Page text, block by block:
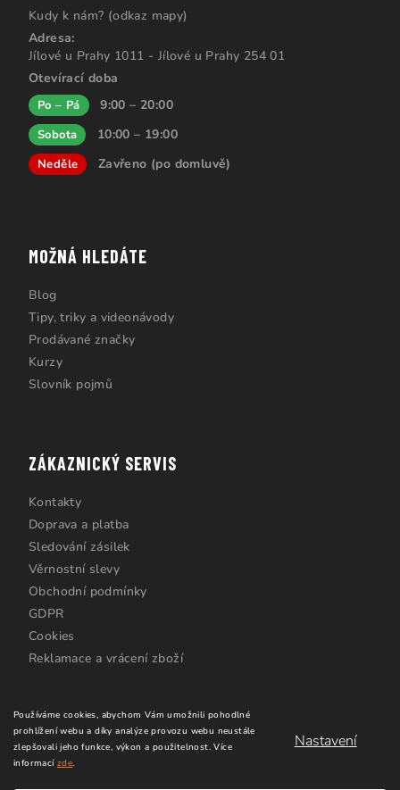
Používáme cookies, abychom Vám umožnili pohodlné
prohlížení webu a díky analýze provozu webu neustále
zlepšovali jeho funkce, výkon a použitelnost.Více
informacízde.
Nastavení
Kudy k nám? (odkaz mapy)
Adresa:
Jílové u Prahy 1011 - Jílové u Prahy 254 01
Otevírací doba
Po – Pá 9:00 – 20:00
Sobota 10:00 – 19:00
Neděle Zavřeno (po domluvě)
MOŽNÁ HLEDÁTE
Blog
Tipy, triky a videonávody
Prodávané značky
Kurzy
Slovník pojmů
ZÁKAZNICKÝ SERVIS
Kontakty
Doprava a platba
Sledování zásilek
Věrnostní slevy
Obchodní podmínky
GDPR
Cookies
Reklamace a vrácení zboží